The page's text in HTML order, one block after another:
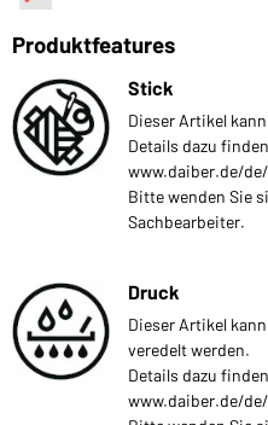
Produktfeatures
Stick
Dieser Artikel
Details dazu
www.daiber.de/
Bitte wenden Sie
Sachbearbeiter.
Druck
Dieser Artikel
veredelt werden.
Details dazu
www.daiber.de/